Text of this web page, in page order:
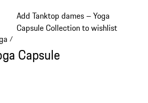
Add Tanktop dames – Yoga
Capsule Collection to wishlist
/
Capsule